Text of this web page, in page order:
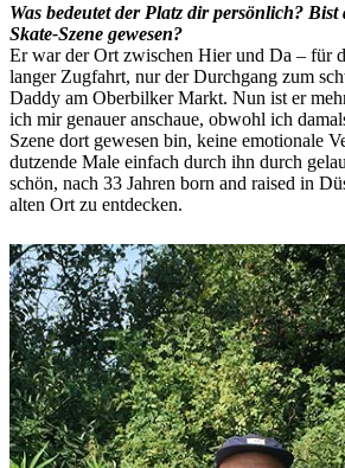
Was bedeutet der Platz dir persönlich? Bist
Skate-Szene gewesen?
Er war der Ort zwischen Hier und Da – für
langer Zugfahrt, nur der Durchgang zum
Daddy am Oberbilker Markt. Nun ist er
ich mir genauer anschaue, obwohl ich
Szene dort gewesen bin, keine emotionale
dutzende Male einfach durch ihn durch
schön, nach 33 Jahren born and raised in
alten Ort zu entdecken.